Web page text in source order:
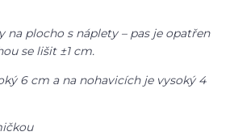
na plocho s náplety – pas je opatřen
se lišit ±1 cm.
6 cm a na nohavicích je vysoký 4